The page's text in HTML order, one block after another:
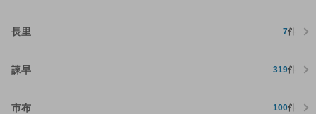
長里 7件
諫早 319件
市布 100件